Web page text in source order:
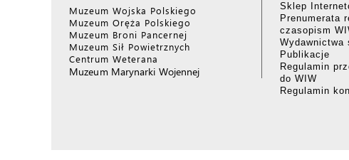
Muzeum Wojska Polskiego
Muzeum Oręża Polskiego
Muzeum Broni Pancernej
Muzeum Sił Powietrznych
Centrum Weterana
Muzeum Marynarki Wojennej
Sklep
Prenumerata
czasopism
Publikacje
Regulamin
do WIW
Regulamin